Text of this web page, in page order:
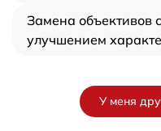
Замена объективов с
улучшением
У меня